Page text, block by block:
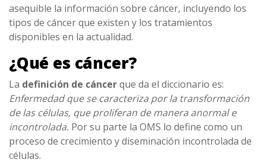
asequible la información sobre cáncer, incluyendo los
tipos de cáncer que existen y los tratamientos
disponibles en la actualidad.
¿Qué es cáncer?
La definición de cáncerque da el diccionario es:
Enfermedad que se caracteriza por la transformación
de las células, que proliferan de manera anormal e
incontrolada. Por su parte la OMS lo define como un
proceso de crecimiento y diseminación incontrolada de
células.